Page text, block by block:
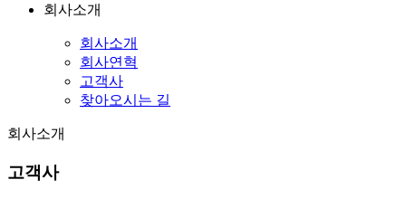
회사소개
회사소개
회사연혁
고객사
찾아오시는 길
회사소개
고객사